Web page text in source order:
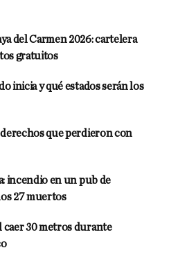
del Carmen 2026: cartelera
gratuitos
inicia y qué estados serán los
que perdieron con
incendio en un pub de
27 muertos
caer 30 metros durante